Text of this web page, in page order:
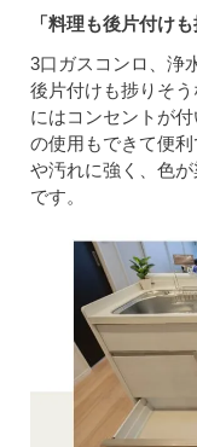
「料理も後片付けも
3口ガスコンロ、浄
後片付けも捗りそ
にはコンセントが
の使用もできて便
や汚れに強く、色
です。